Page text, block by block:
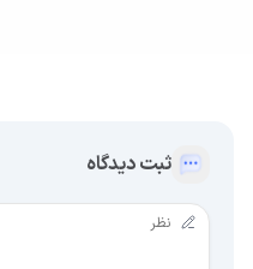
ثبت دیدگاه